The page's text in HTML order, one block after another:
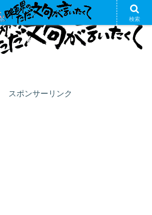
スポンサーリンク
検索